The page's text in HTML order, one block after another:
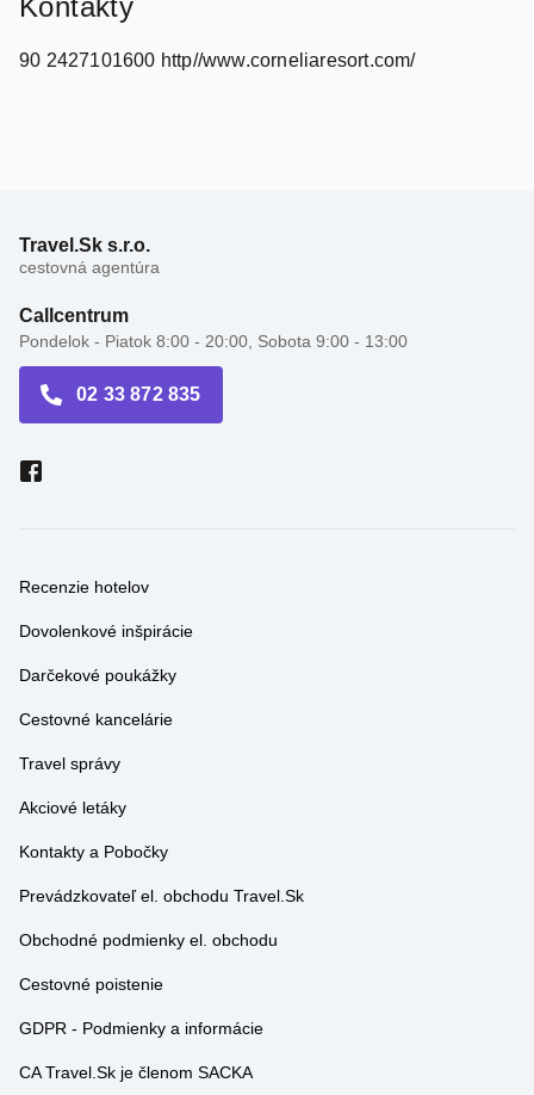
90 2427101600 http//www.corneliaresort.com/
Callcentrum
02 33 872 835
Dovolenkové inšpirácie
Darčekové poukážky
Cestovné kancelárie
Travel správy
Akciové letáky
Kontakty a Pobočky
Prevádzkovateľ el. obchodu Travel.Sk
Obchodné podmienky el. obchodu
Cestovné poistenie
GDPR - Podmienky a informácie
CA Travel.Sk je členom SACKA